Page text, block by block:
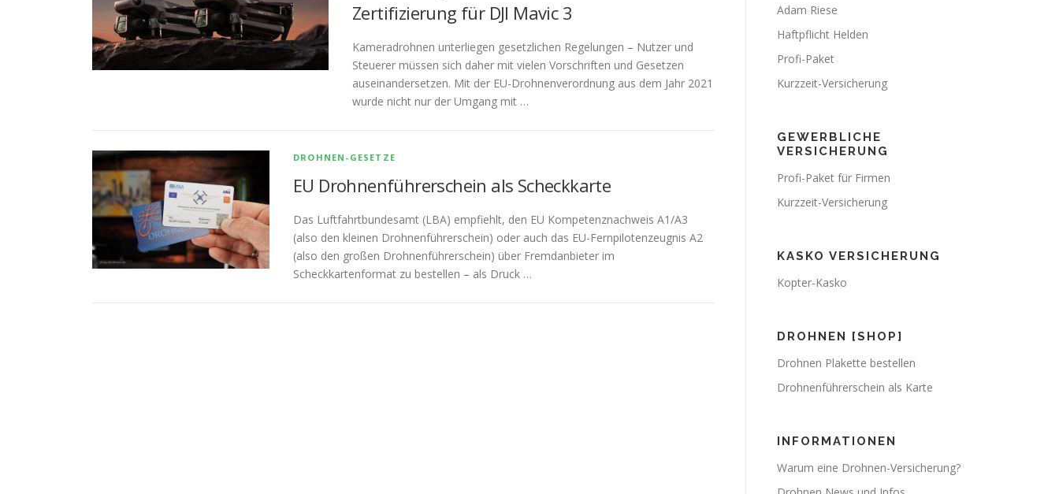
Zertifizierung für DJI Mavic 3
Kameradrohnen unterliegen gesetzlichen Regelungen – Nutzer und
Steuerer müssen sich daher mit vielen Vorschriften und Gesetzen
auseinandersetzen. Mit der EU-Drohnenverordnung aus dem Jahr 2021
wurde nicht nur der Umgang mit …
DROHNEN-GESETZE
EU Drohnenführerschein als Scheckkarte
Das Luftfahrtbundesamt (LBA) empfiehlt, den EU Kompetenznachweis A1/A3
(also den kleinen Drohnenführerschein) oder auch das EU-Fernpilotenzeugnis A2
(also den großen Drohnenführerschein) über Fremdanbieter im
Scheckkartenformat zu bestellen – als Druck …
Adam Riese
Haftpflicht Helden
Profi-Paket
Kurzzeit-Versicherung
GEWERBLICHE
VERSICHERUNG
Profi-Paket für Firmen
Kurzzeit-Versicherung
KASKO VERSICHERUNG
Kopter-Kasko
DROHNEN [SHOP]
Drohnen Plakette bestellen
Drohnenführerschein als Karte
INFORMATIONEN
Warum eine Drohnen-Versicherung?